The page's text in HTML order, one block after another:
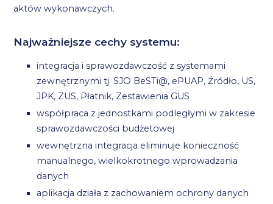
aktów wykonawczych.
Najważniejsze cechy systemu:
integracja i sprawozdawczość z systemami
zewnętrznymi tj. SJO BeSTi@, ePUAP, Źródło, US,
JPK, ZUS, Płatnik, Zestawienia GUS
współpraca z jednostkami podległymi w zakresie
sprawozdawczości budżetowej
wewnętrzna integracja eliminuje konieczność
manualnego, wielkokrotnego wprowadzania
danych
aplikacja działa z zachowaniem ochrony danych